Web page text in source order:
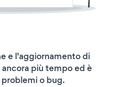
e l'aggiornamento di
più tempo ed è
o bug.